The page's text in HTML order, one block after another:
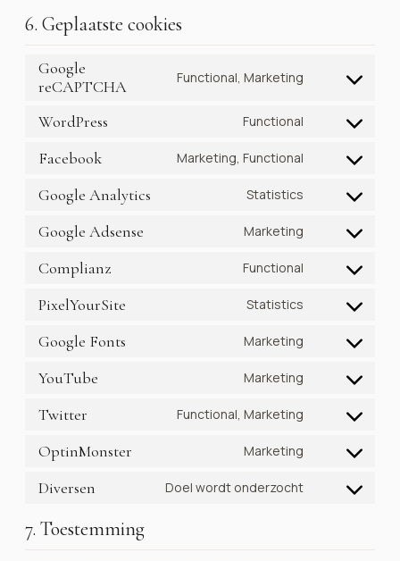
6. Geplaatste cookies
Google
reCAPTCHA
Functional, Marketing
Consent
service
recaptcha
WordPress Functional
Consent
service
wordpress
Facebook Marketing, Functional
Consent
service
facebook
Google Analytics Statistics
Consent
service
google-
Google Adsense Marketing
Consent
service
google-
Complianz Functional
Consent
service
complianz
PixelYourSite Statistics
Consent
service
pixelyoursite
Google Fonts Marketing
Consent
service
google-
YouTube Marketing
Consent
service
youtube
Twitter Functional, Marketing
Consent
service
twitter
OptinMonster Marketing
Consent
service
Diversen Doel wordt onderzocht
Consent
diversen
7. Toestemming